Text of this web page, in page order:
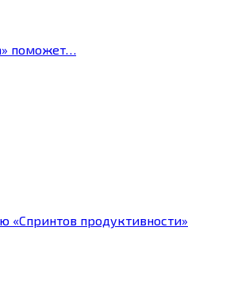
поможет…
продуктивности»